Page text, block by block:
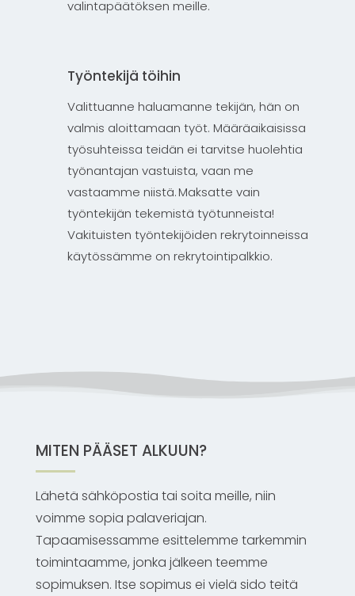
valintapäätöksen meille.
Työntekijä töihin
Valittuanne haluamanne tekijän, hän on
valmis aloittamaan työt. Määräaikaisissa
työsuhteissa teidän ei tarvitse huolehtia
työnantajan vastuista, vaan me
vastaamme niistä. Maksatte vain
työntekijän tekemistä työtunneista!
Vakituisten työntekijöiden rekrytoinneissa
käytössämme on rekrytointipalkkio.
MITEN PÄÄSET ALKUUN?
Lähetä sähköpostia tai soita meille, niin
voimme sopia palaveriajan.
Tapaamisessamme esittelemme tarkemmin
toimintaamme, jonka jälkeen teemme
sopimuksen. Itse sopimus ei vielä sido teitä